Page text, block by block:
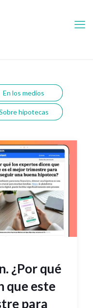
En los medios
hipotecas
¿Por qué
que este
para